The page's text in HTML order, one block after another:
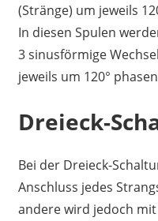
(Stränge) um jeweils
In diesen Spulen
3 sinusförmige
jeweils um 120°
Dreieck-
Bei der Dreieck-
Anschluss jedes
andere wird jedoch